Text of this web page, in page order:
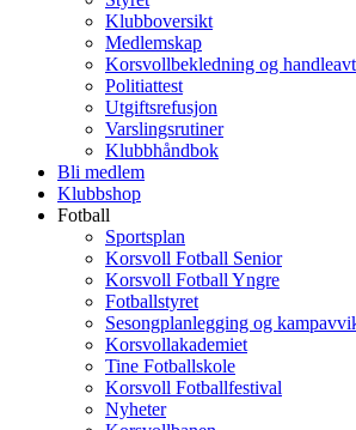
Klubboversikt
Medlemskap
Korsvollbekledning og
Politiattest
Utgiftsrefusjon
Varslingsrutiner
Klubbhåndbok
Bli medlem
Klubbshop
Fotball
Sportsplan
Korsvoll Fotball Senior
Korsvoll Fotball Yngre
Fotballstyret
Sesongplanlegging og
Korsvollakademiet
Tine Fotballskole
Korsvoll Fotballfestival
Nyheter